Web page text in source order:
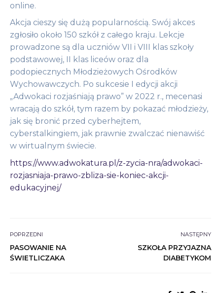
online.
Akcja cieszy się dużą popularnością. Swój akces
zgłosiło około 150 szkół z całego kraju. Lekcje
prowadzone są dla uczniów VII i VIII klas szkoły
podstawowej, II klas liceów oraz dla
podopiecznych Młodzieżowych Ośrodków
Wychowawczych. Po sukcesie I edycji akcji
„Adwokaci rozjaśniają prawo” w 2022 r., mecenasi
wracają do szkół, tym razem by pokazać młodzieży,
jak się bronić przed cyberhejtem,
cyberstalkingiem, jak prawnie zwalczać nienawiść
w wirtualnym świecie.
https://www.adwokatura.pl/z-zycia-nra/adwokaci-
rozjasniaja-prawo-zbliza-sie-koniec-akcji-
edukacyjnej/
POPRZEDNI
PASOWANIE NA
ŚWIETLICZAKA
NASTĘPNY
SZKOŁA PRZYJAZNA
DIABETYKOM